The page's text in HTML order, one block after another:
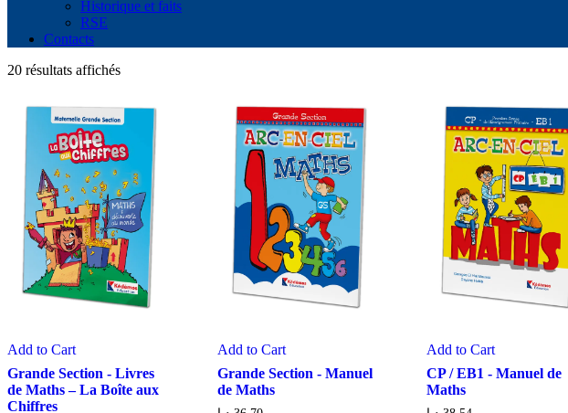
Historique et faits
RSE
Contacts
20 résultats affichés
Add to Cart
Grande Section - Livres
de Maths – La Boîte aux
Chiffres
Add to Cart
Grande Section - Manuel
de Maths
Add to Cart
CP / EB1 - Manuel de
Maths